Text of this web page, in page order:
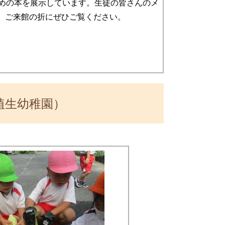
本を展示しています。生徒の皆さんのメ
来館の折にぜひご覧ください。
幼稚園）